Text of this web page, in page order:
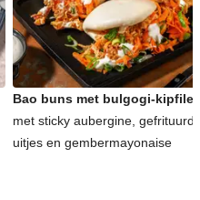
Bao buns met bulgogi-kipfilet
met sticky aubergine,
uitjes en gembermayonaise